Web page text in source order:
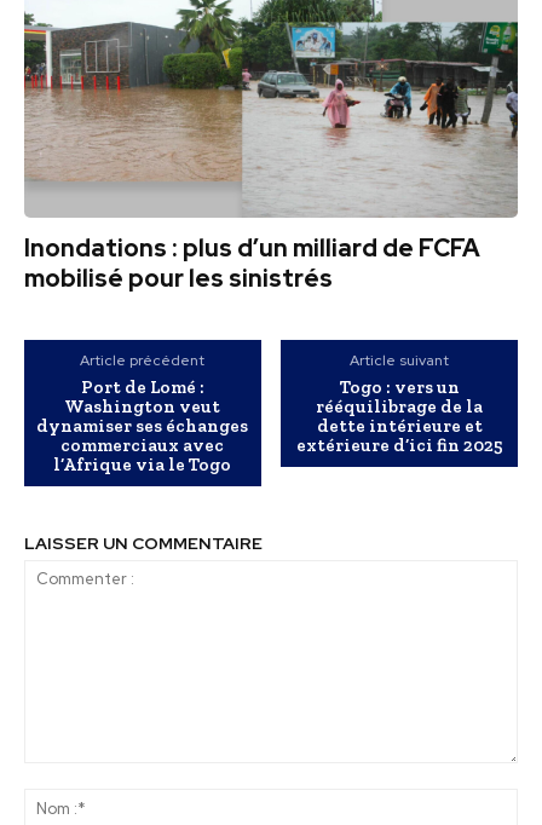
Inondations : plus d’un milliard de FCFA
mobilisé pour les sinistrés
Article précédent
Port de Lomé :
Washington veut
dynamiser ses échanges
commerciaux avec
l’Afrique via le Togo
Article suivant
Togo : vers un
rééquilibrage de la
dette intérieure et
extérieure d’ici fin 2025
LAISSER UN COMMENTAIRE